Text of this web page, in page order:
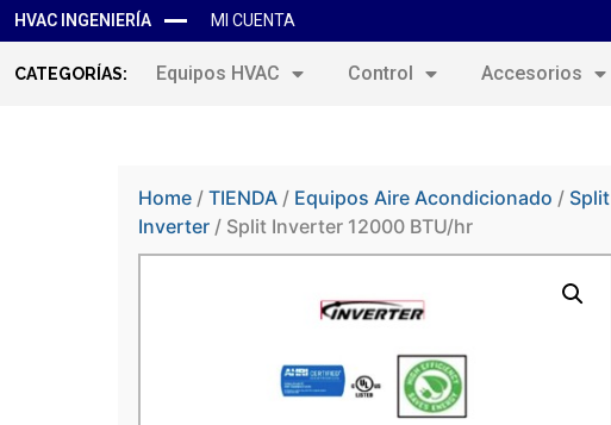
HVAC INGENIERÍA MI CUENTA
CATEGORÍAS: Equipos HVAC Control Accesorios
Home / TIENDA / Equipos Aire Acondicionado / Split
Inverter / Split Inverter 12000 BTU/hr